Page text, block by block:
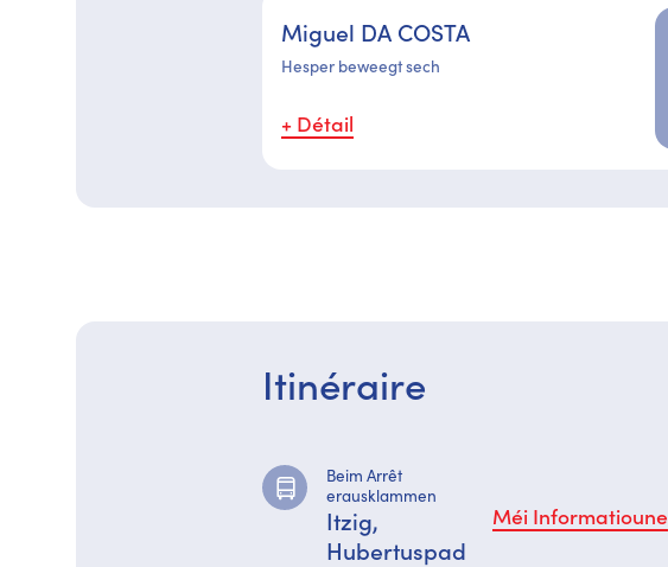
Miguel DA COSTA
Hesper beweegt sech
+ Détail
Itinéraire
Beim Arrêt
erausklammen
Itzig,
Hubertuspad
Méi Informatioune